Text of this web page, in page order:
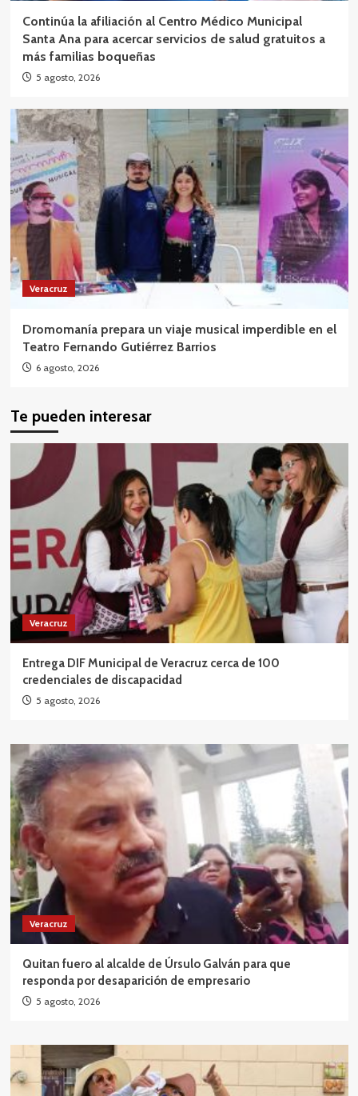
Continúa la afiliación al Centro Médico Municipal
Santa Ana para acercar servicios de salud gratuitos a
más familias boqueñas
5 agosto, 2026
Veracruz
Dromomanía prepara un viaje musical imperdible en el
Teatro Fernando Gutiérrez Barrios
6 agosto, 2026
Te pueden interesar
Veracruz
Entrega DIF Municipal de Veracruz cerca de 100
credenciales de discapacidad
5 agosto, 2026
Veracruz
Quitan fuero al alcalde de Úrsulo Galván para que
responda por desaparición de empresario
5 agosto, 2026